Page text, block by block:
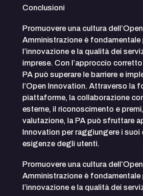
Conclusioni
Promuovere una cultura
Amministrazione è fondamentale
l’innovazione e la qualità dei
imprese. Con l’approccio
PA può superare le barriere e
l’Open Innovation. Attraverso la
piattaforme, la collaborazione
esterne, il riconoscimento e
valutazione, la PA può sfruttare
Innovation per raggiungere i
esigenze degli utenti.
Promuovere una cultura
Amministrazione è fondamentale
l’innovazione e la qualità dei